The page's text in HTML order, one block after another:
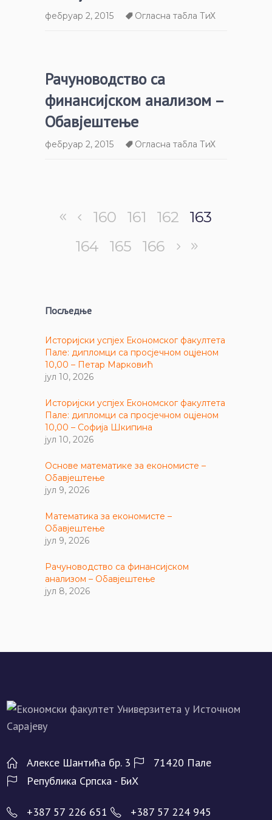
фебруар 2, 2015 Огласна табла ТиХ
Рачуноводство са
финансијском анализом –
Обавјештење
фебруар 2, 2015 Огласна табла ТиХ
160 161 162
163
164
165 166
Посљедње
Историјски успјех Економског факултета
Пале: дипломци са просјечном оцјеном
10,00 – Петар Марковић
јул 10, 2026
Историјски успјех Економског факултета
Пале: дипломци са просјечном оцјеном
10,00 – Софија Шкипина
јул 10, 2026
Основе математике за економисте –
Обавјештење
јул 9, 2026
Математика за економисте –
Обавјештење
јул 9, 2026
Рачуноводство са финансијском
анализом – Обавјештење
јул 8, 2026
Алeксe Шантића бр. 3
71420 Палe
Рeпублика Српска - БиХ
+387 57 226 651
+387 57 224 945